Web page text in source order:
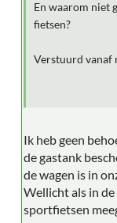
En waarom niet
fietsen?
Verstuurd vanaf
Ik heb geen
de gastank
de wagen is in
Wellicht als in
sportfietsen